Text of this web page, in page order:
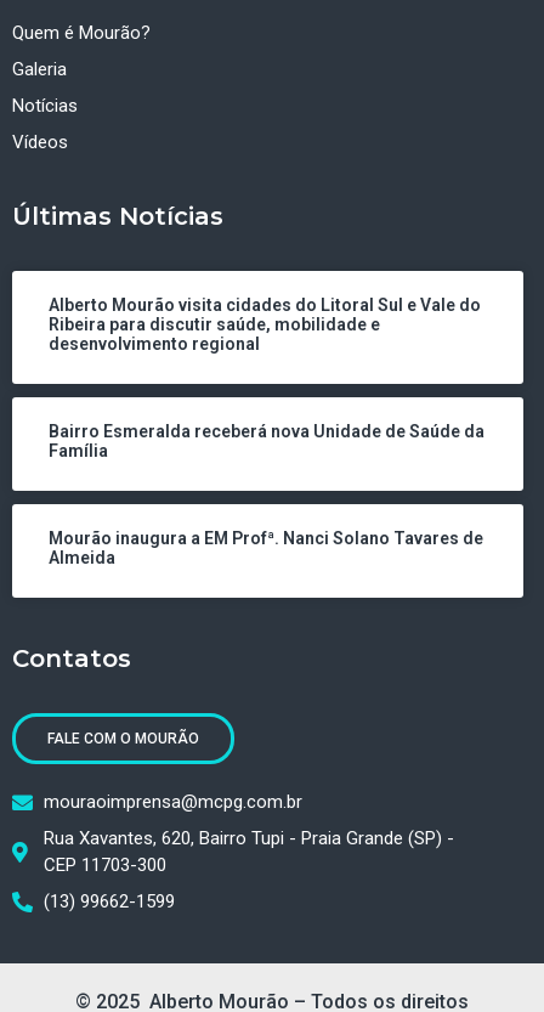
Quem é Mourão?
Galeria
Notícias
Vídeos
Últimas Notícias
Alberto Mourão visita cidades do Litoral Sul e Vale do
Ribeira para discutir saúde, mobilidade e
desenvolvimento regional
Bairro Esmeralda receberá nova Unidade de Saúde da
Família
Mourão inaugura a EM Profª. Nanci Solano Tavares de
Almeida
Contatos
FALE COM O MOURÃO
mouraoimprensa@mcpg.com.br
Rua Xavantes, 620, Bairro Tupi - Praia Grande (SP) -
CEP 11703-300
(13) 99662-1599
© 2025 Alberto Mourão – Todos os direitos